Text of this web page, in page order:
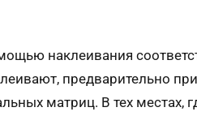
наклеивания
предварительно
матриц. В тех